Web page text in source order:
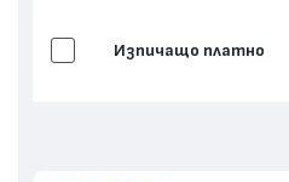
Изпичащо платно